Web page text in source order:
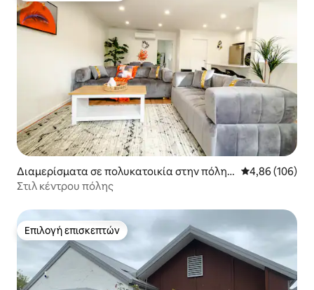
Διαμερίσματα σε πολυκατοικία στην πόλη
Χάμιλτον
Μέση
4,86 (106)
Στιλ κέντρου πόλης
Επιλογή επισκεπτών
Επιλογή επισκεπτών